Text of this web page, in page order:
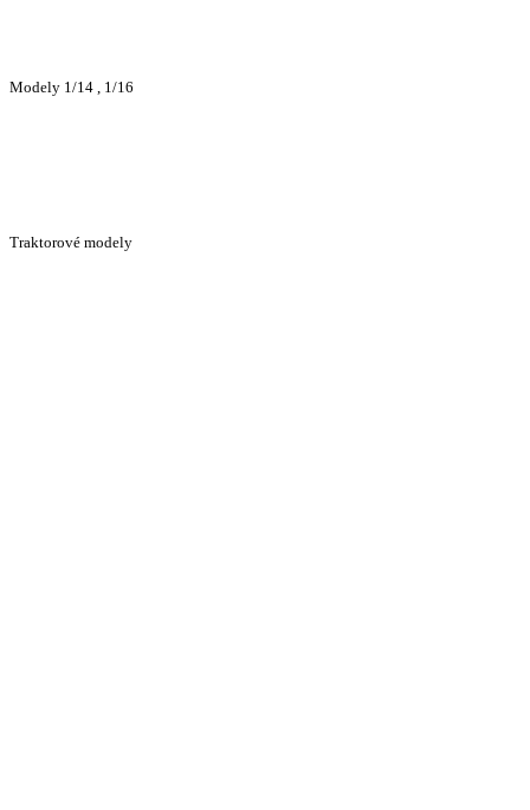
Modely 1/14 , 1/16
Traktorové modely